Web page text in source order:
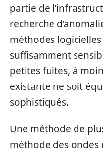
partie de
recherche
méthodes
suffisamment
petites fuites, à
existante ne soit
sophistiqués.
Une méthode de
méthode des ondes